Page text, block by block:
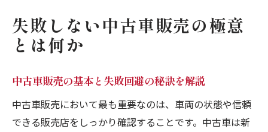
中古車販売でニーズに合う選び方のポイン
ト
失敗しないための中古車販売情報収集術
中古車販売で押さえたい試乗と確認事項
中古車販売で見落としがちな注意点を解説
失敗しない中古車販売の極意
とは何か
中古車販売の基本と失敗回避の秘訣を解説
中古車販売において最も重要なのは、車両の状態や信頼
できる販売店をしっかり確認することです。中古車は新